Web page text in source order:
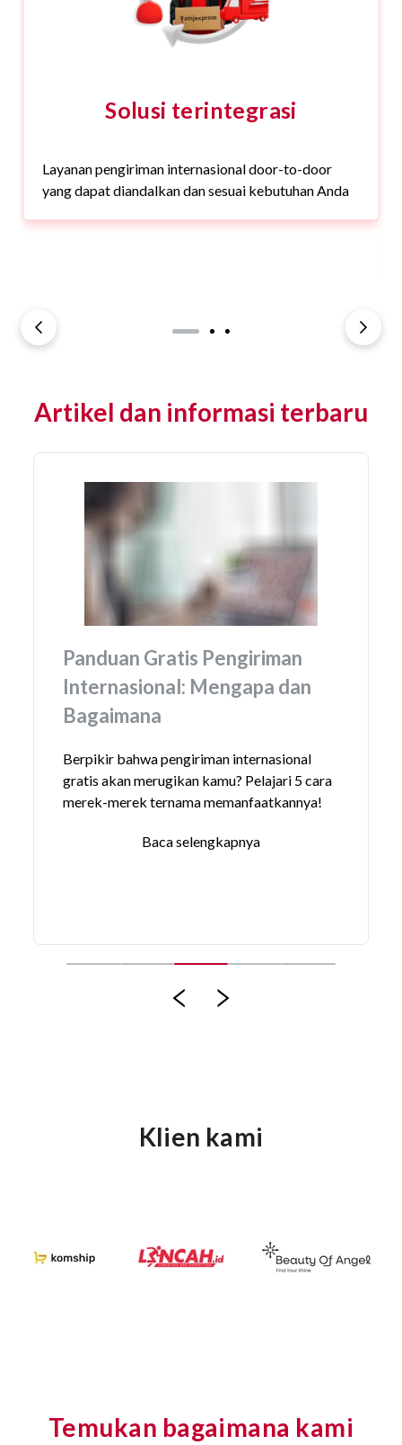
Solusi terintegrasi
Layanan pengiriman internasional door-to-door
yang dapat diandalkan dan sesuai kebutuhan Anda
Artikel dan informasi terbaru
Panduan Gratis Pengiriman
Internasional: Mengapa dan
Bagaimana
Berpikir bahwa pengiriman internasional
gratis akan merugikan kamu? Pelajari 5 cara
merek-merek ternama memanfaatkannya!
Baca selengkapnya
Klien kami
Temukan bagaimana kami